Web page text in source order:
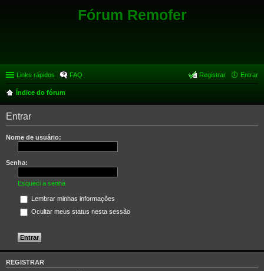
Fórum Remofer
Links rápidos FAQ Entrar
Registrar
Índice do fórum
Entrar
Nome de usuário:
Senha:
Esqueci a senha
Lembrar minhas informações
Ocultar meus status nesta sessão
REGISTRAR